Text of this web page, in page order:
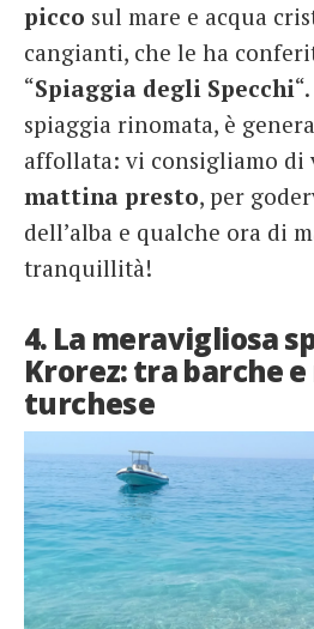
picco sul mare e acqua
cangianti, che le ha
“Spiaggia degli Specchi
spiaggia rinomata, è
affollata: vi consigliamo di
mattina presto, per
dell’alba e qualche ora di
tranquillità!
4. La meravigliosa
Krorez: tra barche
turchese